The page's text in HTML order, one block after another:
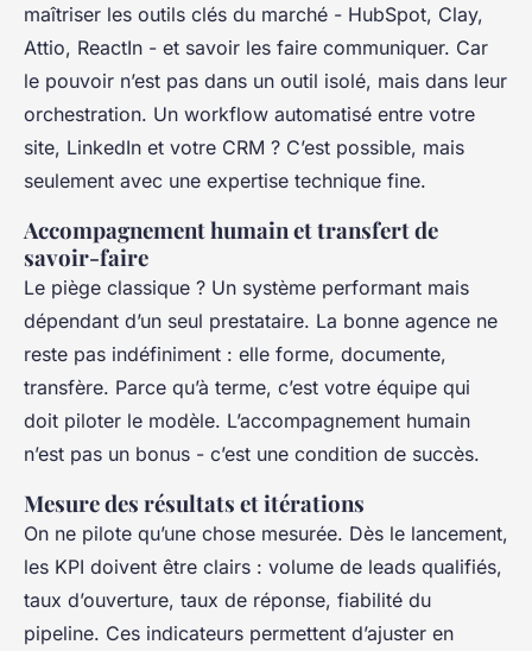
maîtriser les outils clés du marché - HubSpot, Clay,
Attio, ReactIn - et savoir les faire communiquer. Car
le pouvoir n’est pas dans un outil isolé, mais dans leur
orchestration. Un workflow automatisé entre votre
site, LinkedIn et votre CRM ? C’est possible, mais
seulement avec une expertise technique fine.
Accompagnement humain et transfert de
savoir-faire
Le piège classique ? Un système performant mais
dépendant d’un seul prestataire. La bonne agence ne
reste pas indéfiniment : elle forme, documente,
transfère. Parce qu’à terme, c’est votre équipe qui
doit piloter le modèle. L’accompagnement humain
n’est pas un bonus - c’est une condition de succès.
Mesure des résultats et itérations
On ne pilote qu’une chose mesurée. Dès le lancement,
les KPI doivent être clairs : volume de leads qualifiés,
taux d’ouverture, taux de réponse, fiabilité du
pipeline. Ces indicateurs permettent d’ajuster en